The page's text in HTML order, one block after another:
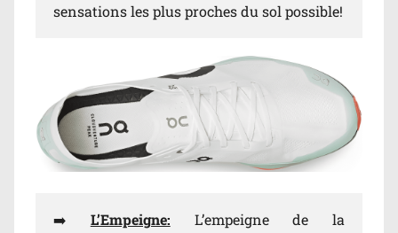
sensations les plus proches du sol possible!
➡️ L’Empeigne:
L’empeigne de la